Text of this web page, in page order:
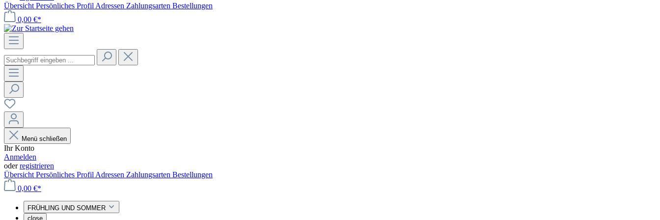
Übersicht Persönliches Profil Adressen Zahlungsarten Bestellungen
0,00 €*
Menü schließen
Ihr Konto
Anmelden
oderregistrieren
Übersicht Persönliches Profil Adressen Zahlungsarten Bestellungen
0,00 €*
FRÜHLING UND SOMMER
close